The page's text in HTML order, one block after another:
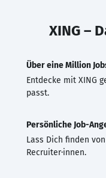
XING –
Über eine Million
Entdecke mit XING
passt.
Persönliche Job-
Lass Dich finden
Recruiter·innen.